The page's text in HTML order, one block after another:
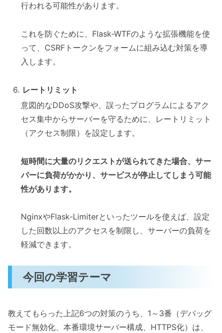
行われる可能性があります。
これを防ぐために、Flask-WTFのような拡張機能を使
って、CSRFトークンをフォームに組み込む対策を導
入します。
レートリミット
意図的なDDoS攻撃や、誤ったプログラムによるアク
セス集中からサーバーを守るために、レートリミット
（アクセス制限）を設定します。
短時間に大量のリクエストが送られてきた場合、サー
バーに負荷がかかり、サービスが停止してしまう可能
性があります。
NginxやFlask-Limiterといったツールを使えば、設定
した回数以上のアクセスを制限し、サーバーの負荷を
軽減できます。
今回の学習テーマ
教えてもらった上記6つの対策のうち、1～3番（デバッグ
モード無効化、本番環境サーバー構成、HTTPS化）は、